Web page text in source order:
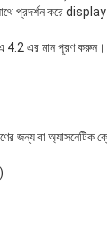
প্রদর্শন করে display
এর মান পূরণ করুন।
জন্য বা অ্যাসনেটিক